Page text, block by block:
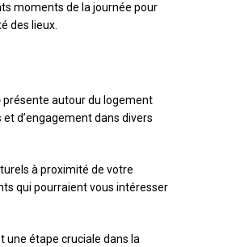
moments de la journée pour
des lieux.
présente autour du logement
d’engagement dans divers
à proximité de votre
qui pourraient vous intéresser
une étape cruciale dans la